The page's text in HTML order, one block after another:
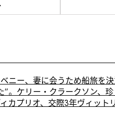
ニー、妻に会うため船旅を
”。ケリー・クラークソン、
カプリオ、交際3年ヴィット